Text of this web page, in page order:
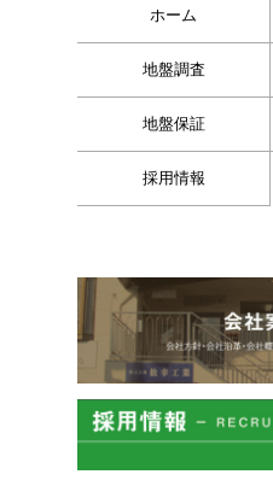
ホーム
地盤調査
地盤保証
採用情報